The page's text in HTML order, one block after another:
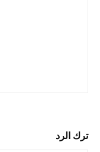
ترك الرد